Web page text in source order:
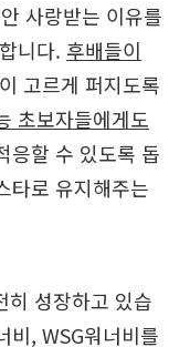
사랑받는 이유를
니다. 후배들이
고르게 퍼지도록
초보자들에게도
응할 수 있도록 돕
타로 유지해주는
히 성장하고 있습
비, WSG워너비를